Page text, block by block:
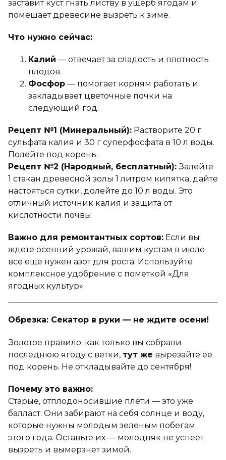
заставит куст гнать листву в ущерб ягодам и
помешает древесине вызреть к зиме.
Что нужно сейчас:
Калий — отвечает за сладость и плотность
плодов.
Фосфор — помогает корням работать и
закладывает цветочные почки на
следующий год.
Рецепт №1 (Минеральный): Растворите 20 г
сульфата калия и 30 г суперфосфата в 10 л воды.
Полейте под корень.
Рецепт №2 (Народный, бесплатный): Залейте
1 стакан древесной золы 1 литром кипятка, дайте
настояться сутки, долейте до 10 л воды. Это
отличный источник калия и защита от
кислотности почвы.
Важно для ремонтантных сортов: Если вы
ждете осенний урожай, вашим кустам в июле
все еще нужен азот для роста. Используйте
комплексное удобрение с пометкой «Для
ягодных культур».
Обрезка: Секатор в руки — не ждите осени!
Золотое правило: как только вы собрали
последнюю ягоду с ветки, тут же вырезайте ее
под корень. Не откладывайте до сентября!
Почему это важно:
Старые, отплодоносившие плети — это уже
балласт. Они забирают на себя солнце и воду,
которые нужны молодым зеленым побегам
этого года. Оставьте их — молодняк не успеет
вызреть и вымерзнет зимой.